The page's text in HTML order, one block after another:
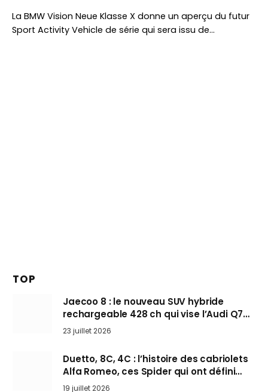
La BMW Vision Neue Klasse X donne un aperçu du futur
Sport Activity Vehicle de série qui sera issu de…
TOP
Jaecoo 8 : le nouveau SUV hybride
rechargeable 428 ch qui vise l’Audi Q7
arrive en Europe cet automne
23 juillet 2026
Duetto, 8C, 4C : l’histoire des cabriolets
Alfa Romeo, ces Spider qui ont défini
l’art de rouler cheveux au vent
19 juillet 2026